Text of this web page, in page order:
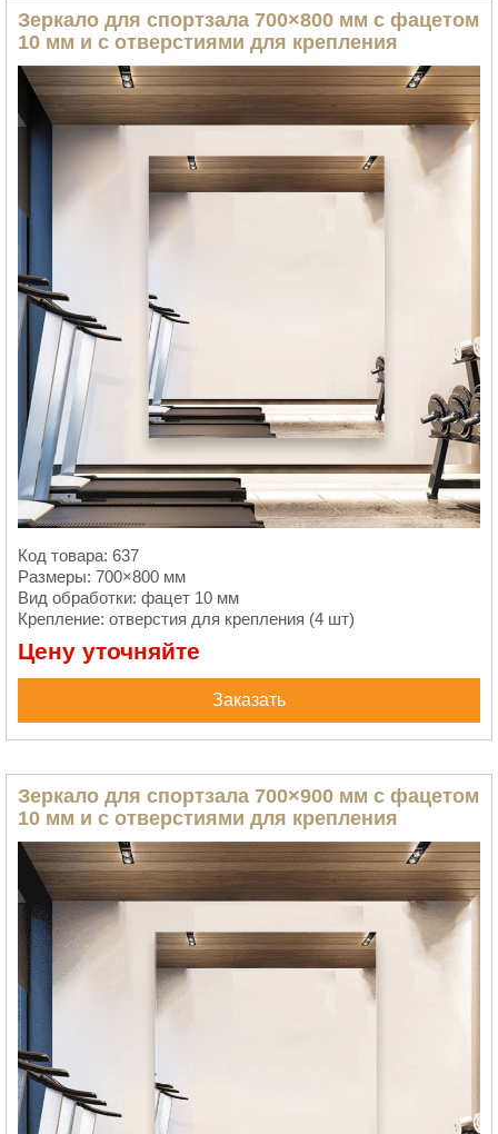
Зеркало для спортзала 700×800 мм с фацетом
10 мм и с отверстиями для крепления
Код товара: 637
Размеры: 700×800 мм
Вид обработки: фацет 10 мм
Крепление: отверстия для крепления (4 шт)
Цену уточняйте
Заказать
Зеркало для спортзала 700×900 мм с фацетом
10 мм и с отверстиями для крепления